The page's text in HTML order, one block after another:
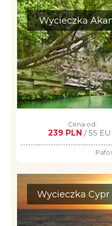
Wycieczka
Cena od:
239 PLN / 55
Wycieczka Cypr